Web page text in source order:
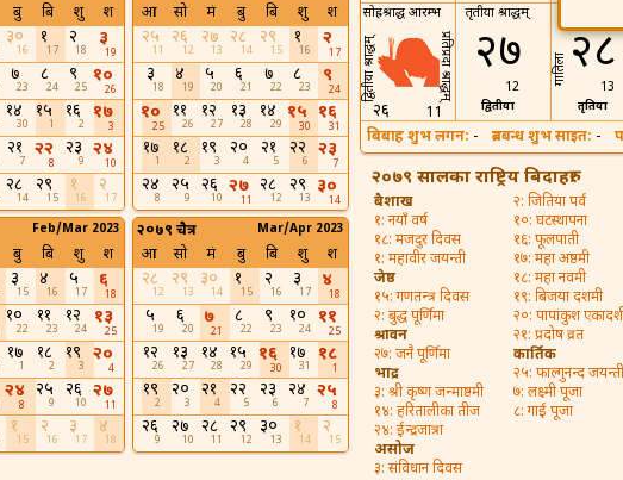
बु बि शु श
३०
16
१
17
२
18
३
19
७
23
८
24
९
25
१०
26
१४
30
१५
1
१६
2
१७
3
२१
7
२२
8
२३
9
२४
10
२८
14
२९
15
१
16
२
17
आ सो मं बु बि शु श
२५
11
२६
12
२७
13
२८
14
२९
15
१
16
२
17
३
18
४
19
५
20
६
21
७
22
८
23
९
24
१०
25
११
26
१२
27
१३
28
१४
29
१५
30
१६
31
१७
1
१८
2
१९
3
२०
4
२१
5
२२
6
२३
7
२४
8
२५
9
२६
10
२७
11
२८
12
२९
13
३०
14
Feb/Mar 2023
बु बि शु श
३
15
४
16
५
17
६
18
१०
22
११
23
१२
24
१३
25
१७
1
१८
2
१९
3
२०
4
२४
8
२५
9
२६
10
२७
11
१
15
२
16
३
17
४
18
२०७९ चैत्र Mar/Apr 2023
आ सो मं बु बि शु श
२८
12
२९
13
३०
14
१
15
२
16
३
17
४
18
५
19
६
20
७
21
८
22
९
23
१०
24
११
25
१२
26
१३
27
१४
28
१५
29
१६
30
१७
31
१८
1
१९
2
२०
3
२१
4
२२
5
२३
6
२४
7
२५
8
२६
9
२७
10
२८
11
२९
12
३०
13
१
14
२
15
सोह्रश्राद्ध आरम्भ
प्रतिप्रदा श्राद्धम्
द्वितीया श्राद्धम्
२६ 11
तृतीया श्राद्धम्
२७
12
द्वितीया
गातिला२८
13
तृतिया
बिबाह शुभ लगन: - ब्रतबन्ध शुभ साइत: -
२०७९ सालका राष्ट्रिय बिदाहरु:
बैशाख
१: नयाँ वर्ष
१८: मजदुर दिवस
१: महावीर जयन्ती
जेष्ठ
१५: गणतन्त्र दिवस
२: बुद्ध पूर्णिमा
श्रावन
२७: जनै पूर्णिमा
भाद्र
३: श्री कृष्ण जन्माष्ठमी
१४: हरितालीका तीज
२४: ईन्द्रजात्रा
असोज
३: संविधान दिवस
२: जितिया पर्व
१०: घटस्थापना
१६: फूलपाती
१७: महा अष्ठमी
१८: महा नवमी
१९: बिजया दशमी
२०: पापांकुश
२१: प्रदोष व्रत
कार्तिक
२५: फाल्गुनन्द जयन्ती
७: लक्ष्मी पूजा
८: गाई पूजा